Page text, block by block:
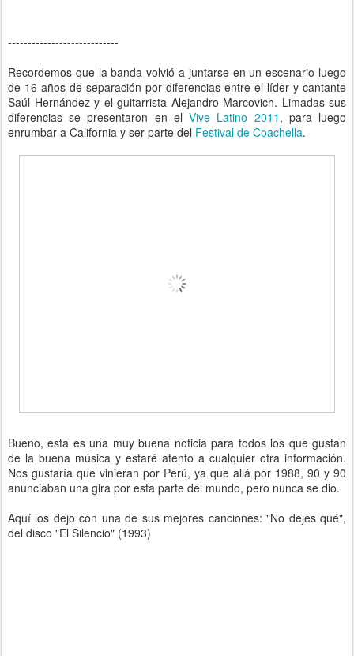
----------------------------
Recordemos que la banda volvió a juntarse en un escenario luego
de 16 años de separación por diferencias entre el líder y cantante
Saúl Hernández y el guitarrista Alejandro Marcovich. Limadas sus
diferencias se presentaron en elVive Latino 2011 , para luego
enrumbar a California y ser parte del Festival de Coachella.
Bueno, esta es una muy buena noticia para todos los que gustan
de la buena música y estaré atento a cualquier otra información.
Nos gustaría que vinieran por Perú, ya que allá por 1988, 90 y 90
anunciaban una gira por esta parte del mundo, pero nunca se dio.
Aquí los dejo con una de sus mejores canciones: "No dejes qué",
del disco "El Silencio" (1993)